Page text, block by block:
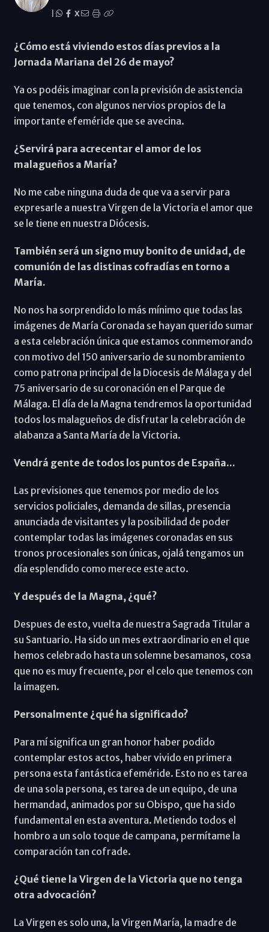
X
¿Cómo está viviendo estos días previos a la
Jornada Mariana del 26 de mayo?
Ya os podéis imaginar con la previsión de asistencia
que tenemos, con algunos nervios propios de la
importante efeméride que se avecina.
¿Servirá para acrecentar el amor de los
malagueños a María?
No me cabe ninguna duda de que va a servir para
expresarle a nuestra Virgen de la Victoria el amor que
se le tiene en nuestra Diócesis.
También será un signo muy bonito de unidad, de
comunión de las distinas cofradías en torno a
María.
No nos ha sorprendido lo más mínimo que todas las
imágenes de María Coronada se hayan querido sumar
a esta celebración única que estamos conmemorando
con motivo del 150 aniversario de su nombramiento
como patrona principal de la Diocesis de Málaga y del
75 aniversario de su coronación en el Parque de
Málaga. El día de la Magna tendremos la oportunidad
todos los malagueños de disfrutar la celebración de
alabanza a Santa María de la Victoria.
Vendrá gente de todos los puntos de España...
Las previsiones que tenemos por medio de los
servicios policiales, demanda de sillas, presencia
anunciada de visitantes y la posibilidad de poder
contemplar todas las imágenes coronadas en sus
tronos procesionales son únicas, ojalá tengamos un
día esplendido como merece este acto.
Y después de la Magna, ¿qué?
Despues de esto, vuelta de nuestra Sagrada Titular a
su Santuario. Ha sido un mes extraordinario en el que
hemos celebrado hasta un solemne besamanos, cosa
que no es muy frecuente, por el celo que tenemos con
la imagen.
Personalmente ¿qué ha significado?
Para mí significa un gran honor haber podido
contemplar estos actos, haber vivido en primera
persona esta fantástica efeméride. Esto no es tarea
de una sola persona, es tarea de un equipo, de una
hermandad, animados por su Obispo, que ha sido
fundamental en esta aventura. Metiendo todos el
hombro a un solo toque de campana, permítame la
comparación tan cofrade.
¿Qué tiene la Virgen de la Victoria que no tenga
otra advocación?
La Virgen es solo una, la Virgen María, la madre de